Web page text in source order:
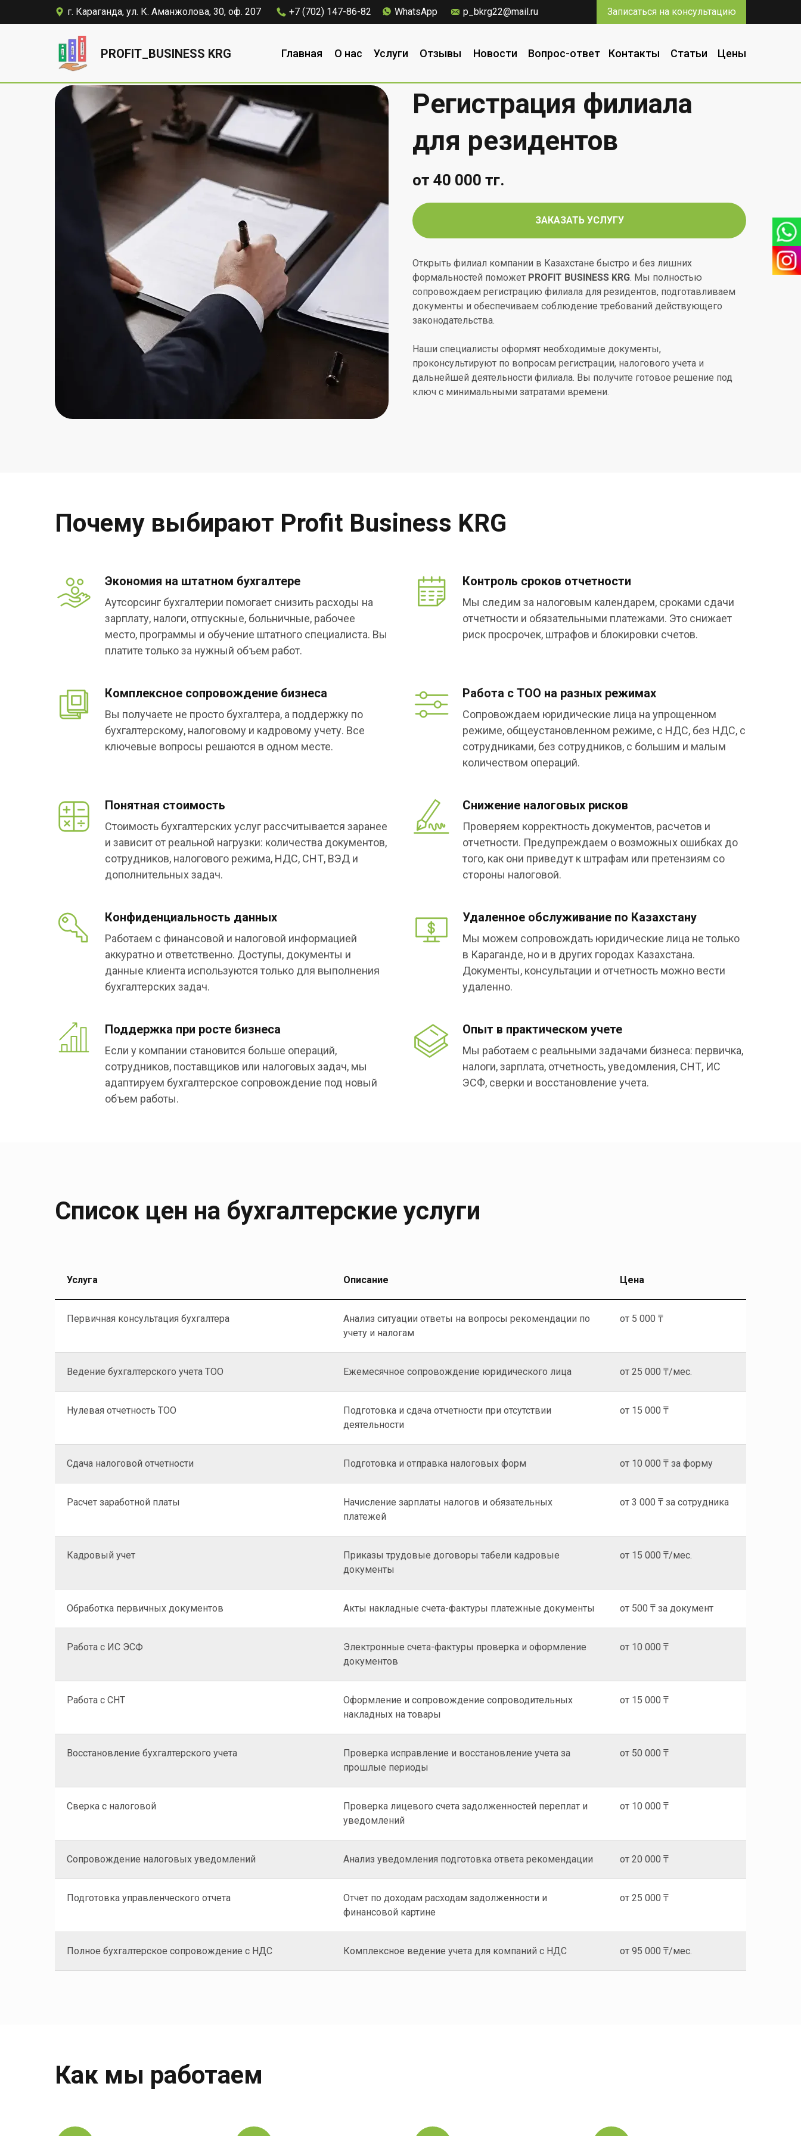
PROFIT_BUSINESS KRG Главная О нас Услуги Отзывы Новости Вопрос-ответ Контакты Статьи Цены
г. Караганда, ул. К. Аманжолова, 30, оф. 207 WhatsApp p_bkrg22@mail.ru
+7 (702) 147-86-82 Записаться на консультацию
Главная → Услуги
Регистрация филиала
для резидентов
от 40 000 тг.
ЗАКАЗАТЬ УСЛУГУ
Открыть филиал компании в Казахстане быстро и без лишних
формальностей поможет PROFIT BUSINESS KRG. Мы полностью
сопровождаем регистрацию филиала для резидентов, подготавливаем
документы и обеспечиваем соблюдение требований действующего
законодательства.
Наши специалисты оформят необходимые документы,
проконсультируют по вопросам регистрации, налогового учета и
дальнейшей деятельности филиала. Вы получите готовое решение под
ключ с минимальными затратами времени.
Почему выбирают Profit Business KRG
Экономия на штатном бухгалтере
Аутсорсинг бухгалтерии помогает снизить расходы на
зарплату, налоги, отпускные, больничные, рабочее
место, программы и обучение штатного специалиста. Вы
платите только за нужный объем работ.
Контроль сроков отчетности
Мы следим за налоговым календарем, сроками сдачи
отчетности и обязательными платежами. Это снижает
риск просрочек, штрафов и блокировки счетов.
Комплексное сопровождение бизнеса
Вы получаете не просто бухгалтера, а поддержку по
бухгалтерскому, налоговому и кадровому учету. Все
ключевые вопросы решаются в одном месте.
Работа с ТОО на разных режимах
Сопровождаем юридические лица на упрощенном
режиме, общеустановленном режиме, с НДС, без НДС, с
сотрудниками, без сотрудников, с большим и малым
количеством операций.
Понятная стоимость
Стоимость бухгалтерских услуг рассчитывается заранее
и зависит от реальной нагрузки: количества документов,
сотрудников, налогового режима, НДС, СНТ, ВЭД и
дополнительных задач.
Снижение налоговых рисков
Проверяем корректность документов, расчетов и
отчетности. Предупреждаем о возможных ошибках до
того, как они приведут к штрафам или претензиям со
стороны налоговой.
Конфиденциальность данных
Работаем с финансовой и налоговой информацией
аккуратно и ответственно. Доступы, документы и
данные клиента используются только для выполнения
бухгалтерских задач.
Удаленное обслуживание по Казахстану
Мы можем сопровождать юридические лица не только
в Караганде, но и в других городах Казахстана.
Документы, консультации и отчетность можно вести
удаленно.
Поддержка при росте бизнеса
Если у компании становится больше операций,
сотрудников, поставщиков или налоговых задач, мы
адаптируем бухгалтерское сопровождение под новый
объем работы.
Опыт в практическом учете
Мы работаем с реальными задачами бизнеса: первичка,
налоги, зарплата, отчетность, уведомления, СНТ, ИС
ЭСФ, сверки и восстановление учета.
Список цен на бухгалтерские услуги
Услуга Описание Цена
Первичная консультация бухгалтера
Анализ ситуации ответы на вопросы рекомендации по
учету и налогам
от 5 000 ₸
Ведение бухгалтерского учета ТОО Ежемесячное сопровождение юридического лица от 25 000 ₸/мес.
Нулевая отчетность ТОО
Подготовка и сдача отчетности при отсутствии
деятельности
от 15 000 ₸
Сдача налоговой отчетности Подготовка и отправка налоговых форм от 10 000 ₸ за форму
Расчет заработной платы
Начисление зарплаты налогов и обязательных
платежей
от 3 000 ₸ за сотрудника
Кадровый учет
Приказы трудовые договоры табели кадровые
документы
от 15 000 ₸/мес.
Обработка первичных документов Акты накладные счета-фактуры платежные документы от 500 ₸ за документ
Работа с ИС ЭСФ
Электронные счета-фактуры проверка и оформление
документов
от 10 000 ₸
Работа с СНТ
Оформление и сопровождение сопроводительных
накладных на товары
от 15 000 ₸
Восстановление бухгалтерского учета
Проверка исправление и восстановление учета за
прошлые периоды
от 50 000 ₸
Сверка с налоговой
Проверка лицевого счета задолженностей переплат и
уведомлений
от 10 000 ₸
Сопровождение налоговых уведомлений Анализ уведомления подготовка ответа рекомендации от 20 000 ₸
Подготовка управленческого отчета
Отчет по доходам расходам задолженности и
финансовой картине
от 25 000 ₸
Полное бухгалтерское сопровождение с НДС Комплексное ведение учета для компаний с НДС от 95 000 ₸/мес.
Как мы работаем